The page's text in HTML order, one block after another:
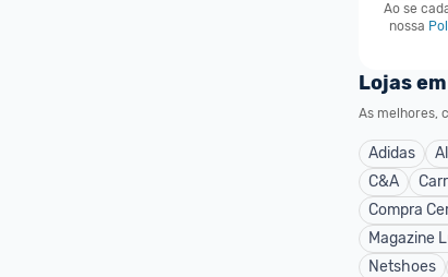
Ao se
nossa
Lojas
As melhores,
Adidas
C&A
Compra
Magazine
Netshoes